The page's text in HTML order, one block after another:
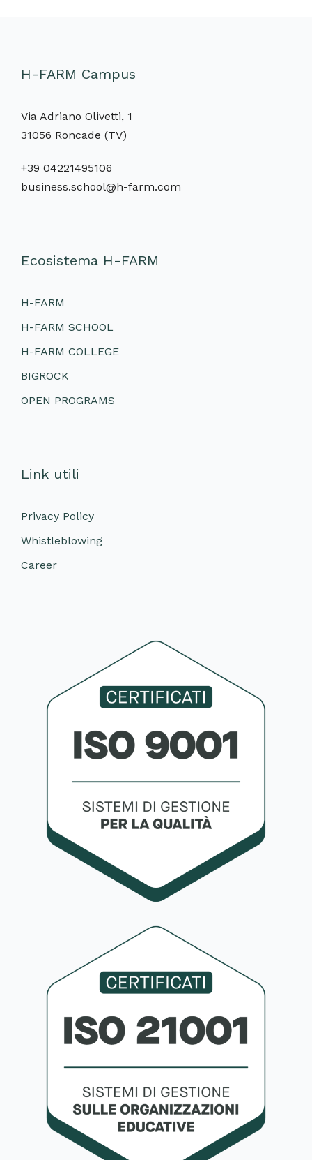
H-FARM Campus
Via Adriano Olivetti, 1
31056 Roncade (TV)
+39 04221495106
business.school@h-farm.com
Ecosistema H-FARM
H-FARM
H-FARM SCHOOL
H-FARM COLLEGE
BIGROCK
OPEN PROGRAMS
Link utili
Privacy Policy
Whistleblowing
Career